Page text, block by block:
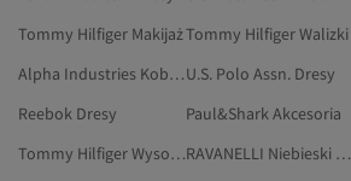
Tommy Hilfiger MakijażTommy Hilfiger Walizki
Alpha Industries Kobiety DresyU.S. Polo Assn. Dresy
Reebok Dresy
Paul&Shark Akcesoria
Tommy Hilfiger Wysokie Kozaki
RAVANELLI Niebieski Odzież